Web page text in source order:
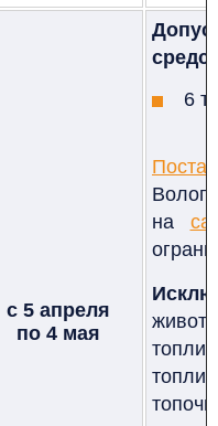
с 5 апреля
по 4 мая
6
на